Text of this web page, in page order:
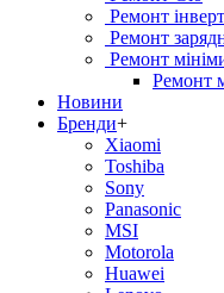
Ремонт
Ремонт
Ремонт
Ремонт
Новини
Бренди+
Xiaomi
Toshiba
Sony
Panasonic
MSI
Motorola
Huawei